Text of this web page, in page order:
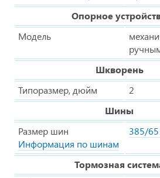
Опорное
Модель
Шкворень
Типоразмер, дюйм
2
Шины
Размер шин
Информация по шинам
385/65
Тормозная